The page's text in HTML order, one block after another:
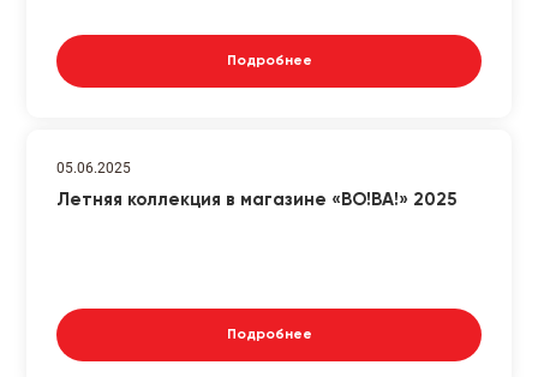
Подробнее
05.06.2025
Летняя коллекция в магазине «ВО!ВА!» 2025
Подробнее